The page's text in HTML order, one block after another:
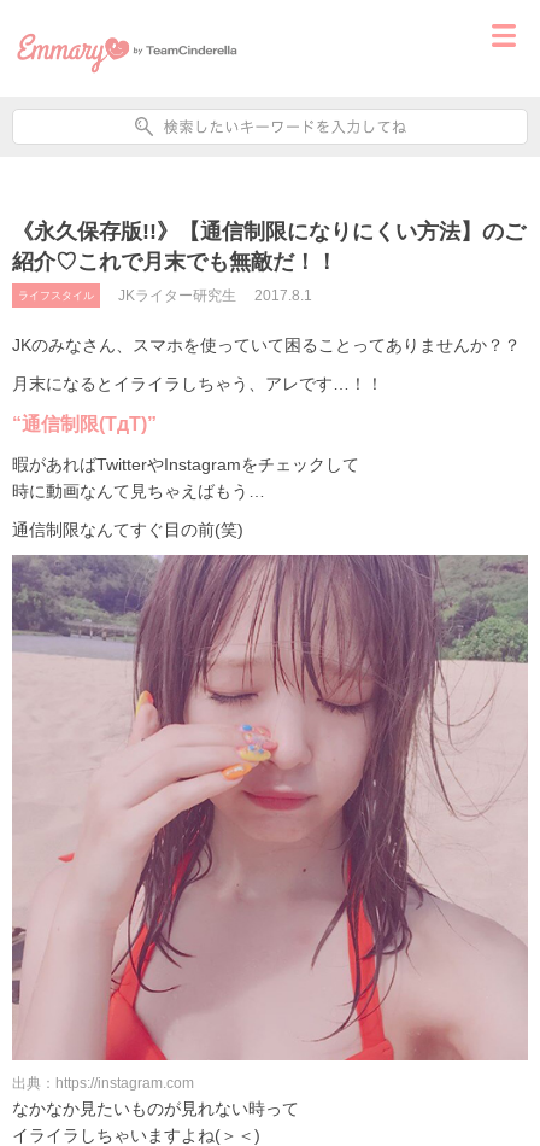
《永久保存版!!》【通信制限になりにくい方法】のご
紹介♡これで月末でも無敵だ！！
ライフスタイル JKライター研究生 2017.8.1
JKのみなさん、スマホを使っていて困ることってありませんか？？
月末になるとイライラしちゃう、アレです…！！
“通信制限(TдT)”
暇があればTwitterやInstagramをチェックして
時に動画なんて見ちゃえばもう…
通信制限なんてすぐ目の前(笑)
出典：https://instagram.com
なかなか見たいものが見れない時って
イライラしちゃいますよね(＞＜)